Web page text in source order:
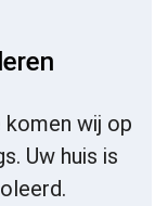
wij op
Uw huis is